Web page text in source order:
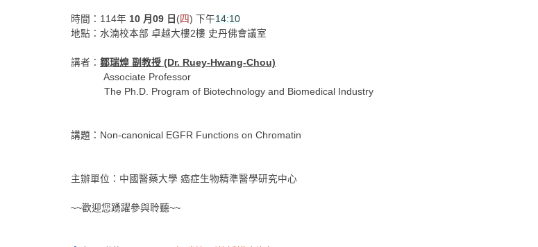
時間：114年 10 月09 日 (四) 下午14:10
地點：水湳校本部 卓越大樓2樓 史丹佛會議室
講者： 鄒瑞煌 副教授 (Dr. Ruey-Hwang-Chou)
Associate Professor
The Ph.D. Program of Biotechnology and Biomedical Industry
講題：Non-canonical EGFR Functions on Chromatin
主辦單位：中國醫藥大學 癌症生物精準醫學研究中心
~~歡迎您踴躍參與聆聽~~